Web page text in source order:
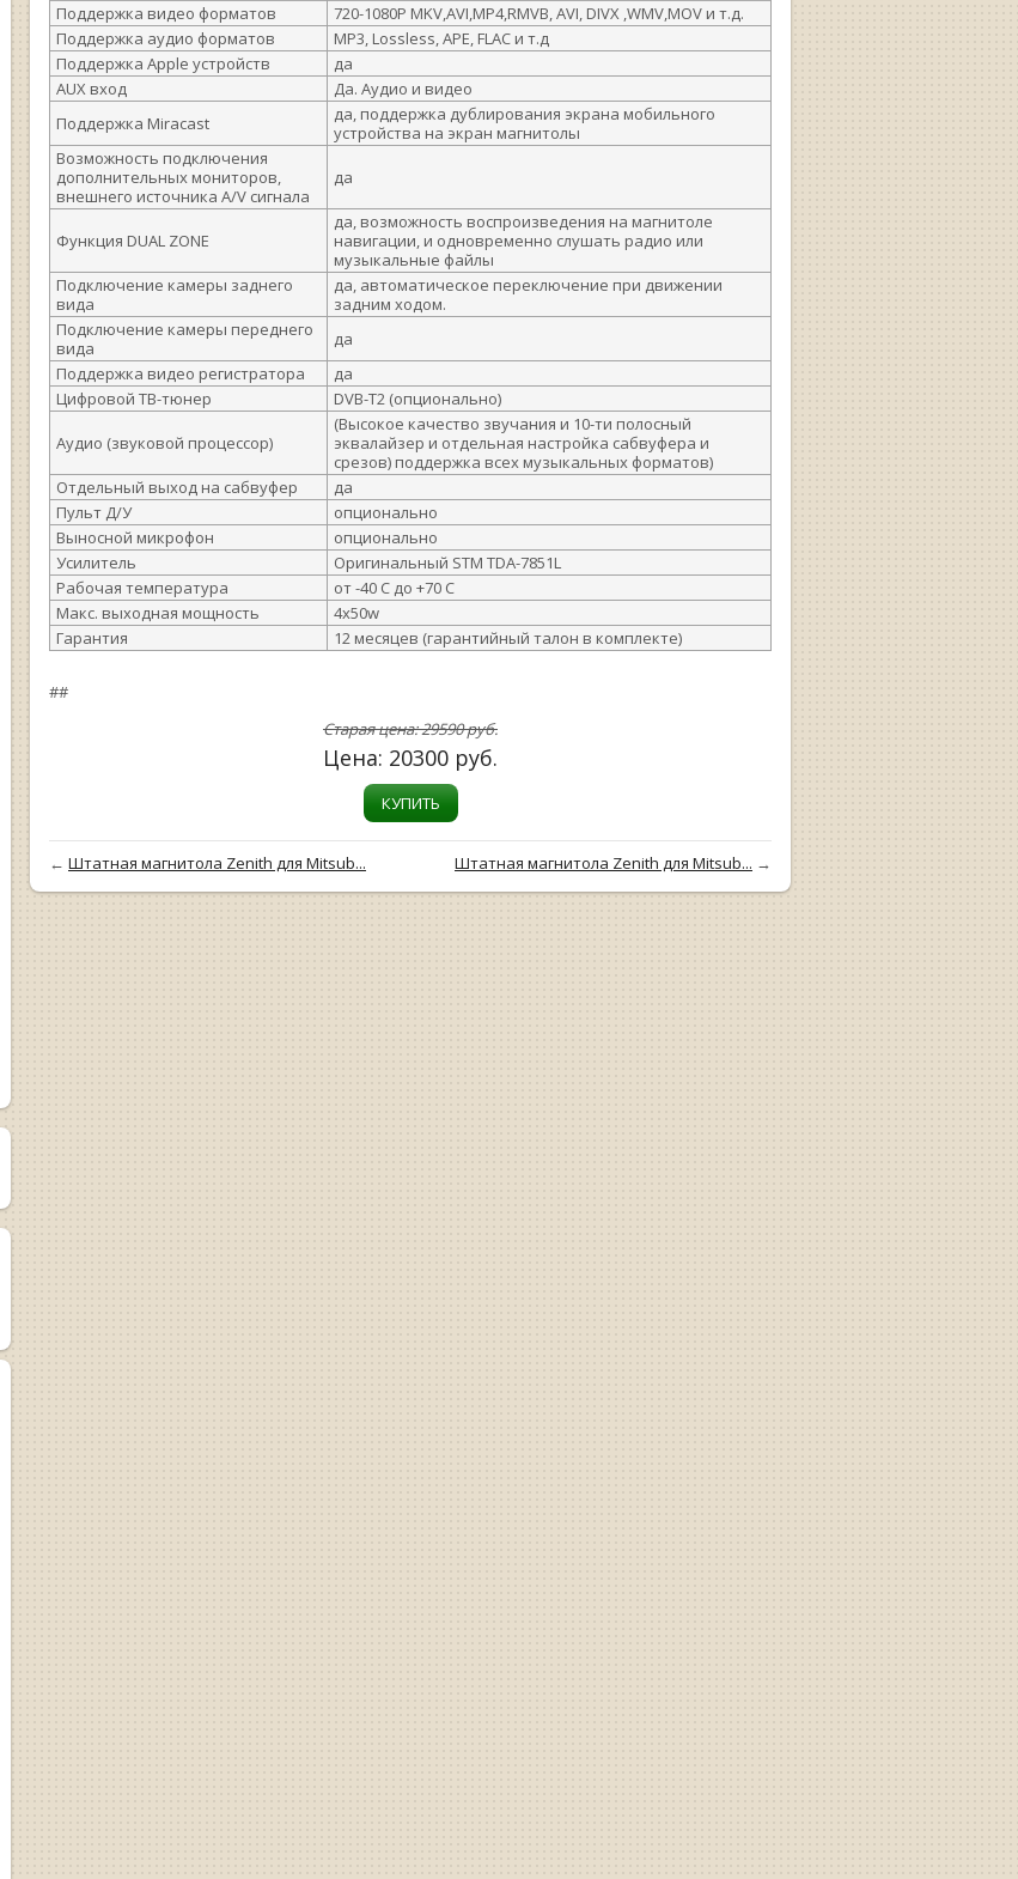
Поддержка видео форматов
720-1080P MKV,AVI,MP4,RMVB, AVI, DIVX ,WMV,MOV и т.д.
Поддержка аудио форматов
MP3, Lossless, APE, FLAC и т.д
Поддержка Apple устройств
да
AUX вход
Да. Аудио и видео
Поддержка Miracast
да, поддержка дублирования экрана мобильного
устройства на экран магнитолы
Возможность подключения
дополнительных мониторов,
внешнего источника A/V сигнала
да
Функция DUAL ZONE
да, возможность воспроизведения на магнитоле
навигации, и одновременно слушать радио или
музыкальные файлы
Подключение камеры заднего
вида
да, автоматическое переключение при движении
задним ходом.
Подключение камеры переднего
вида
да
Поддержка видео регистратора
да
Цифровой ТВ-тюнер
DVB-T2 (опционально)
Аудио (звуковой процессор)
(Высокое качество звучания и 10-ти полосный
эквалайзер и отдельная настройка сабвуфера и
срезов) поддержка всех музыкальных форматов)
Отдельный выход на сабвуфер
да
Пульт Д/У
опционально
Выносной микрофон
опционально
Усилитель
Оригинальный STM TDA-7851L
Рабочая температура
от -40 С до +70 С
Макс. выходная мощность
4х50w
Гарантия
12 месяцев (гарантийный талон в комплекте)
##
Старая цена:29590руб.
Цена: 20300 руб.
КУПИТЬ
← Штатная магнитола Zenith для Mitsub... Штатная магнитола Zenith для Mitsub... →